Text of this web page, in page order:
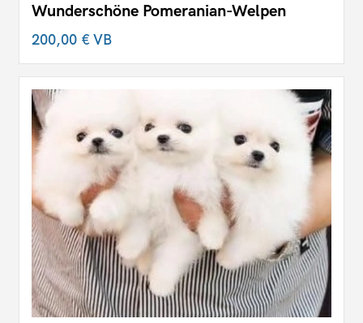
Wunderschöne Pomeranian-Welpen
200,00 €VB